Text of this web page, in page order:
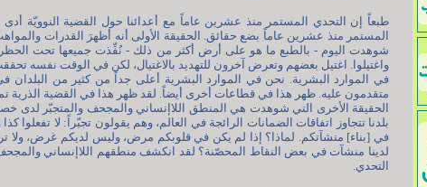
طبعاً إن التحدي المستمر منذ عشرين عاماً مع أعدائنا حول القضية النوويّة
المستمر منذ عشرين عاماً بضع حقائق. الحقيقة الأولى أنه أظهرَ القدرات والمواهب
شوهدت اليوم - بالطبع ما هو على أرض أكثر من ذلك - نُفِّذت جميعها تحت الحظر
واغتيلوا. اغتيل بعضهم وتعرض آخرون للتهديد بالاغتيال، لكن في الوقت نفسه
في الموارد البشرية. نحن في الموارد البشرية أعلى جداً من كثير من البلدان
متقدمون عليه. ظهر هذا في قطاعات أخرى أيضاً. لقد ظهر هذا في القضية الذرية
الحقيقة الأخرى التي شوهدت هي المنطق اللاإنساني والمجحف والمتجبّر لدى
بلدنا تتجاوز اتفاقات الضمانات الرائجة في العالم، وهم يقولون تجبّراً: لا تفعلوا
في [بناء] منشآتكم. لماذا؟ إذا لم يكن في قلوبكم مرض، وليس لديكم غرض، ولا
لدينا منشآت في بعض النقاط المحصّنة؟ لقد انكشف منطقهم اللاإنساني
التحدي.